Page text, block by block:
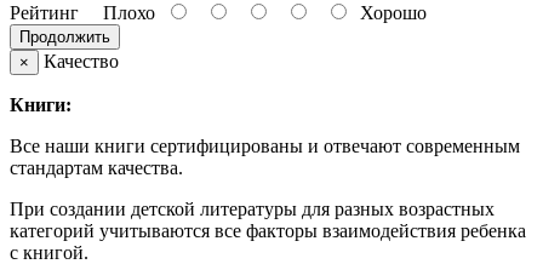
Рейтинг Плохо Хорошо
Продолжить
×
Качество
Книги:
Все наши книги сертифицированы и отвечают современным
стандартам качества.
При создании детской литературы для разных возрастных
категорий учитываются все факторы взаимодействия ребенка
с книгой.